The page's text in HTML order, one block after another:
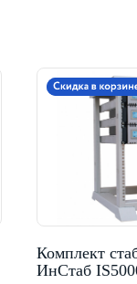
Комплект
ИнСтаб